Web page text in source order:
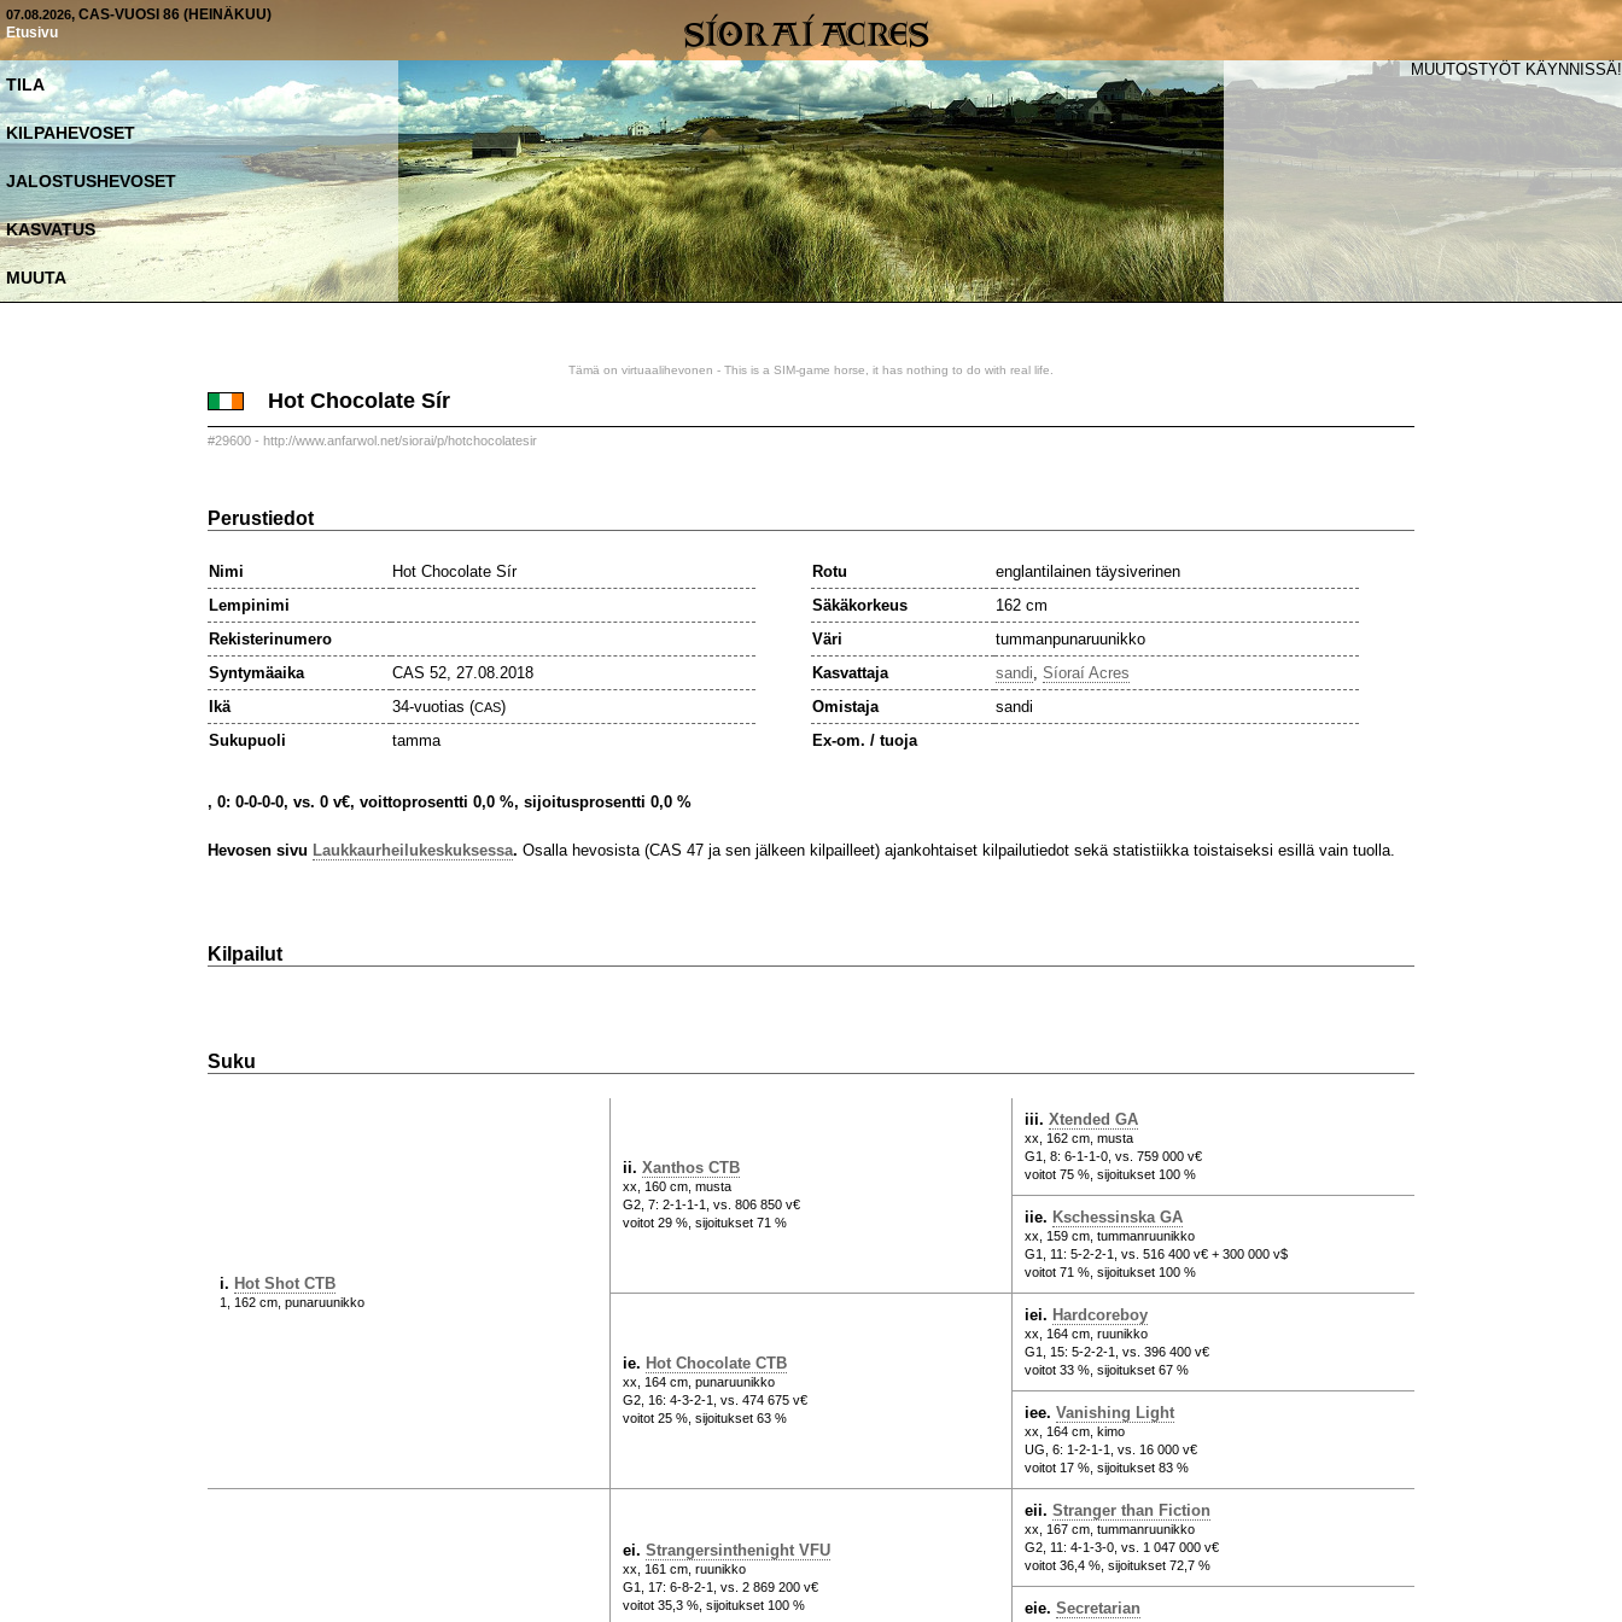
07.08.2026, CAS-VUOSI 86 (HEINÄKUU)
Etusivu
TILA
KILPAHEVOSET
JALOSTUSHEVOSET
KASVATUS
MUUTA
MUUTOSTYÖT KÄYNNISSÄ!
Tämä on virtuaalihevonen - This is a SIM-game horse, it has nothing to do with real life.
Hot Chocolate Sír
#29600 - http://www.anfarwol.net/siorai/p/hotchocolatesir
Perustiedot
Nimi
Hot Chocolate Sír
Lempinimi
Rekisterinumero
Syntymäaika
CAS 52, 27.08.2018
Ikä
34-vuotias (CAS)
Sukupuoli
tamma
Rotu
englantilainen täysiverinen
Säkäkorkeus
162 cm
Väri
tummanpunaruunikko
Kasvattaja
sandi, Síoraí Acres
Omistaja
sandi
Ex-om. / tuoja
, 0: 0-0-0-0, vs. 0 v€, voittoprosentti 0,0 %, sijoitusprosentti 0,0 %
Hevosen sivu Laukkaurheilukeskuksessa. Osalla hevosista (CAS 47 ja sen jälkeen kilpailleet) ajankohtaiset kilpailutiedot sekä statistiikka toistaiseksi esillä vain tuolla.
Kilpailut
Suku
i. Hot Shot CTB
1, 162 cm, punaruunikko
ii. Xanthos CTB
xx, 160 cm, musta
G2, 7: 2-1-1-1, vs. 806 850 v€
voitot 29 %, sijoitukset 71 %
iii. Xtended GA
xx, 162 cm, musta
G1, 8: 6-1-1-0, vs. 759 000 v€
voitot 75 %, sijoitukset 100 %
iie. Kschessinska GA
xx, 159 cm, tummanruunikko
G1, 11: 5-2-2-1, vs. 516 400 v€ + 300 000 v$
voitot 71 %, sijoitukset 100 %
ie. Hot Chocolate CTB
xx, 164 cm, punaruunikko
G2, 16: 4-3-2-1, vs. 474 675 v€
voitot 25 %, sijoitukset 63 %
iei. Hardcoreboy
xx, 164 cm, ruunikko
G1, 15: 5-2-2-1, vs. 396 400 v€
voitot 33 %, sijoitukset 67 %
iee. Vanishing Light
xx, 164 cm, kimo
UG, 6: 1-2-1-1, vs. 16 000 v€
voitot 17 %, sijoitukset 83 %
ei. Strangersinthenight VFU
xx, 161 cm, ruunikko
G1, 17: 6-8-2-1, vs. 2 869 200 v€
voitot 35,3 %, sijoitukset 100 %
eii. Stranger than Fiction
xx, 167 cm, tummanruunikko
G2, 11: 4-1-3-0, vs. 1 047 000 v€
voitot 36,4 %, sijoitukset 72,7 %
eie. Secretarian